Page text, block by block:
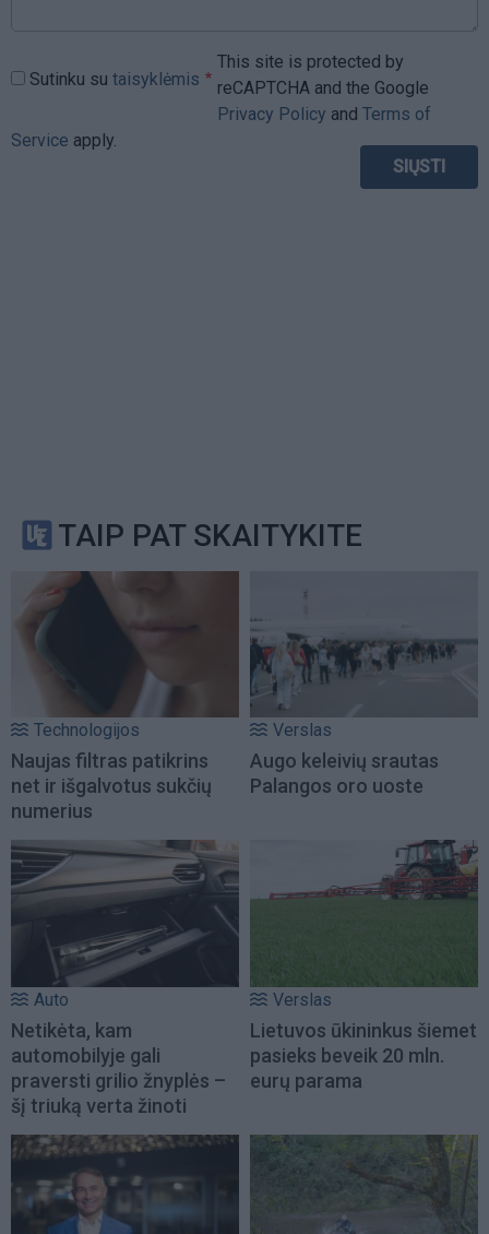
Sutinku su taisyklėmis
This site is protected by
reCAPTCHA and the Google
Privacy Policy and Terms of
Service apply.
TAIP PAT SKAITYKITE
Technologijos
Naujas filtras patikrins
net ir išgalvotus sukčių
numerius
Verslas
Augo keleivių srautas
Palangos oro uoste
Auto
Netikėta, kam
automobilyje gali
praversti grilio žnyplės –
šį triuką verta žinoti
Verslas
Lietuvos ūkininkus šiemet
pasieks beveik 20 mln.
eurų parama